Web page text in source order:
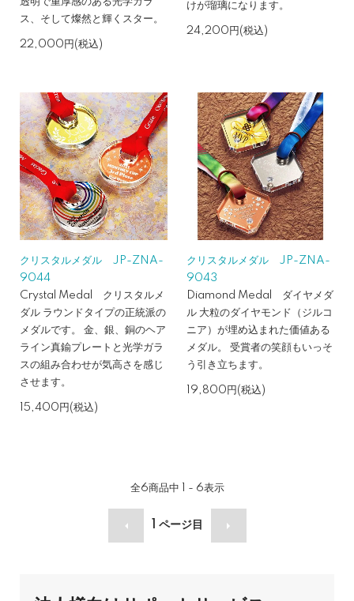
ス、そして燦然と輝くスター。
22,000円(税込)
けが瑠璃になります。
24,200円(税込)
クリスタルメダル JP-ZNA-
9044
Crystal Medal クリスタルメ
ダル ラウンドタイプの正統派の
メダルです。 金、銀、銅のヘア
ライン真鍮プレートと光学ガラ
スの組み合わせが気高さを感じ
させます。
15,400円(税込)
クリスタルメダル JP-ZNA-
9043
Diamond Medal ダイヤメダ
ル 大粒のダイヤモンド（ジルコ
ニア）が埋め込まれた価値ある
メダル。 受賞者の笑顔もいっそ
う引き立ちます。
19,800円(税込)
全6商品中 1 - 6表示
ページ目